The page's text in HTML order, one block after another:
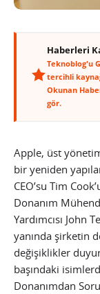
Haberleri
Teknoblog'u
tercihli
Okunan
gör.
Apple, üst
bir yeniden
CEO’su Tim
Donanım
Yardımcısı John
yanında şirketin
değişiklikler
başındaki
Donanımdan